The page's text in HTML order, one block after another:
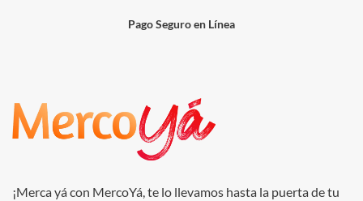
Pago Seguro en Línea
¡Merca yá con MercoYá, te lo llevamos hasta la puerta de tu